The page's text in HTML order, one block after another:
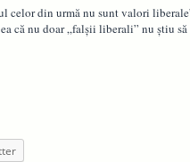
celor din urmă nu sunt valori
că nu doar „falşii liberali” nu ştiu